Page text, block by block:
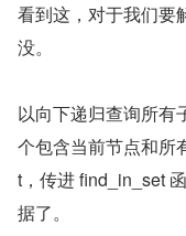
看到这，对于我们要
没。
以向下递归查询所有
个包含当前节点和所
t，传进 find_in_set
据了。